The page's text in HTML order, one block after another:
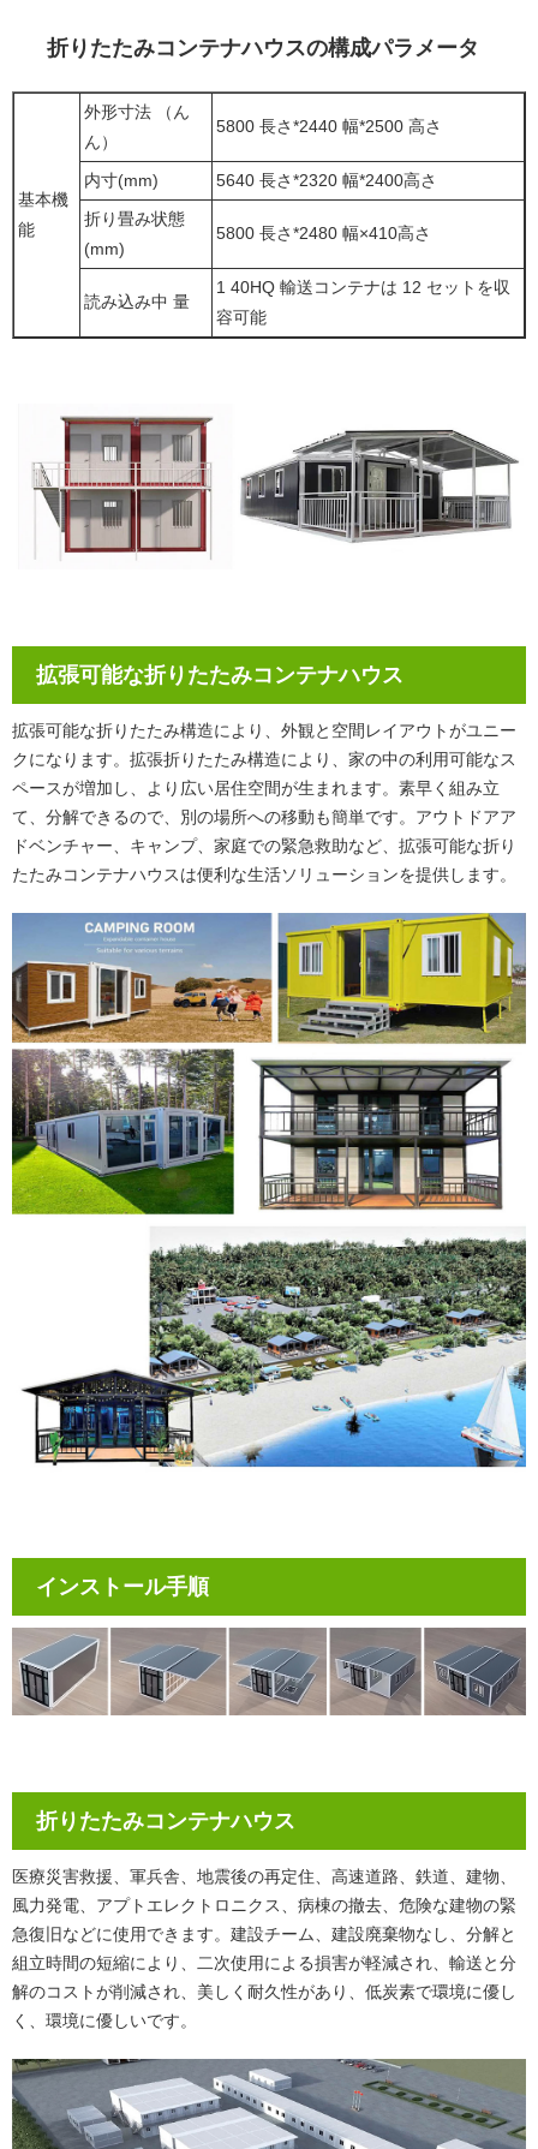
折りたたみコンテナハウスの構成パラメータ
基本機
能
外形寸法 （ん
ん）
5800 長さ*2440 幅*2500 高さ
内寸(mm)
5640 長さ*2320 幅*2400高さ
折り畳み状態
(mm)
5800 長さ*2480 幅×410高さ
読み込み中 量
1 40HQ 輸送コンテナは 12 セットを収
容可能
拡張可能な折りたたみコンテナハウス
拡張可能な折りたたみ構造により、外観と空間レイアウトがユニー
クになります。拡張折りたたみ構造により、家の中の利用可能なス
ペースが増加し、より広い居住空間が生まれます。素早く組み立
て、分解できるので、別の場所への移動も簡単です。アウトドアア
ドベンチャー、キャンプ、家庭での緊急救助など、拡張可能な折り
たたみコンテナハウスは便利な生活ソリューションを提供します。
インストール手順
折りたたみコンテナハウス
医療災害救援、軍兵舎、地震後の再定住、高速道路、鉄道、建物、
風力発電、アプトエレクトロニクス、病棟の撤去、危険な建物の緊
急復旧などに使用できます。建設チーム、建設廃棄物なし、分解と
組立時間の短縮により、二次使用による損害が軽減され、輸送と分
解のコストが削減され、美しく耐久性があり、低炭素で環境に優し
く、環境に優しいです。